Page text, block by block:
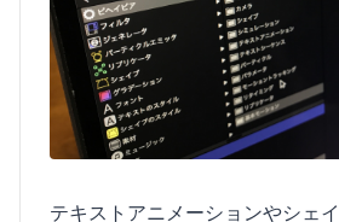
テキストアニメーションやシェ